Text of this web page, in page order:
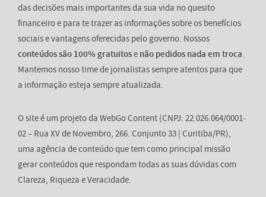
das decisões mais importantes da sua vida no quesito
financeiro e para te trazer as informações sobre os benefícios
sociais e vantagens oferecidas pelo governo. Nossos
conteúdos são 100% gratuitose não pedidos nada em troca.
Mantemos nosso time de jornalistas sempre atentos para que
a informação esteja sempre atualizada.
O site é um projeto da WebGo Content (CNPJ: 22.026.064/0001-
02 – Rua XV de Novembro, 266. Conjunto 33 | Curitiba/PR),
uma agência de conteúdo que tem como principal missão
gerar conteúdos que respondam todas as suas dúvidas com
Clareza, Riqueza e Veracidade.